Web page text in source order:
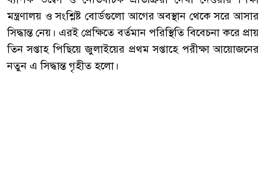
মন্ত্রণালয় ও সংশ্লিষ্ট বোর্ডগুলো আগের অবস্থান থেকে সরে আসার
সিদ্ধান্ত নেয়। এরই প্রেক্ষিতে বর্তমান পরিস্থিতি বিবেচনা করে প্রায়
তিন সপ্তাহ পিছিয়ে জুলাইয়ের প্রথম সপ্তাহে পরীক্ষা আয়োজনের
নতুন এ সিদ্ধান্ত গৃহীত হলো।